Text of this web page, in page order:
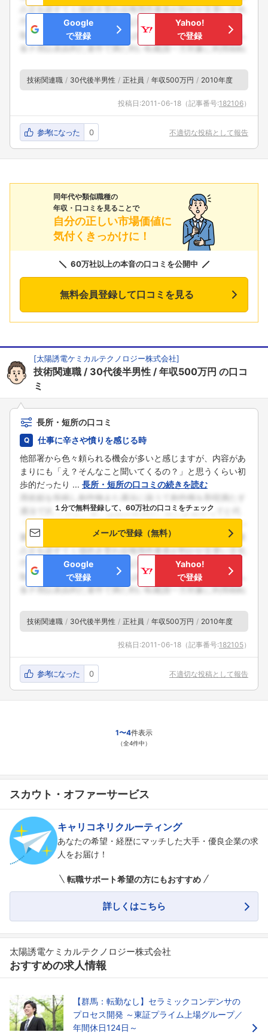
フォローしました
Google
で登録
Yahoo!
で登録
技術関連職 30代後半男性 正社員 年収500万円 2010年度
投稿日:2011-06-18 （記事番号:182106）
参考になった 0 不適切な投稿として報告
同年代や類似職種の
年収・口コミを見ることで
自分の正しい市場価値に
気付くきっかけに！
60万社以上の本音の口コミを公開中
無料会員登録して口コミを見る
[太陽誘電ケミカルテクノロジー株式会社]
技術関連職 30代後半男性 年収500万円 の口コ
ミ
長所・短所の口コミ
仕事に辛さや憤りを感じる時
他部署から色々頼られる機会が多いと感じますが、内容があ
まりにも「え？そんなこと聞いてくるの？」と思うくらい初
歩的だったり ... 長所・短所の口コミの続きを読む
１分で無料登録して、60万社の口コミをチェック
メールで登録（無料）
Google
で登録
Yahoo!
で登録
技術関連職 30代後半男性 正社員 年収500万円 2010年度
投稿日:2011-06-18 （記事番号:182105）
参考になった 0 不適切な投稿として報告
1〜4件表示
（全4件中）
スカウト・オファーサービス
キャリコネリクルーティング
あなたの希望・経歴にマッチした大手・優良企業の求
人をお届け！
転職サポート希望の方にもおすすめ
詳しくはこちら
太陽誘電ケミカルテクノロジー株式会社
おすすめの求人情報
【群馬：転勤なし】セラミックコンデンサの
プロセス開発 ～東証プライム上場グループ／
年間休日124日～